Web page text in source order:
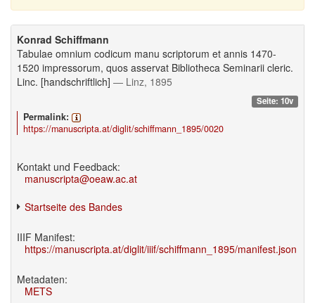
Konrad Schiffmann
Tabulae omnium codicum manu scriptorum et annis 1470-
1520 impressorum, quos asservat Bibliotheca Seminarii cleric.
Linc. [handschriftlich] — Linz, 1895
Seite: 10v
Permalink:
https://manuscripta.at/diglit/schiffmann_1895/0020
Kontakt und Feedback:
manuscripta@oeaw.ac.at
Startseite des Bandes
IIIF Manifest:
https://manuscripta.at/diglit/iiif/schiffmann_1895/manifest.json
Metadaten:
METS